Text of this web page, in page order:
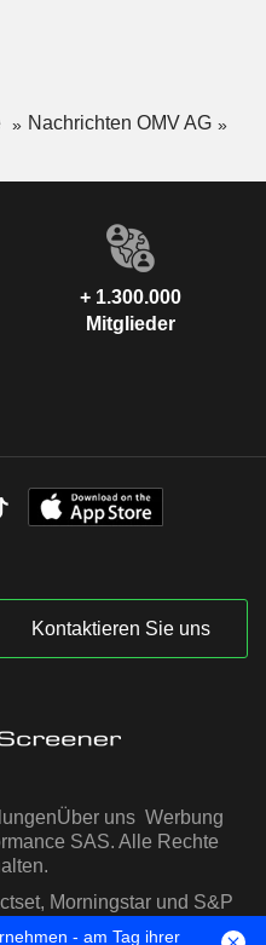
Nachrichten OMV AG
+ 1.300.000
Mitglieder
Kontaktieren Sie uns
Über uns Werbung
SAS. Alle Rechte
Morningstar und S&P
gestellt
- am Tag ihrer